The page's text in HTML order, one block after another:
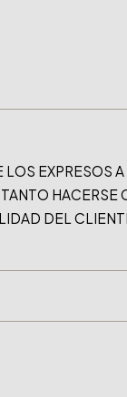
EXPRESOS
HACERSE
DEL